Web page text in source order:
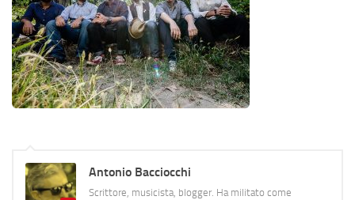
Antonio Bacciocchi
Scrittore, musicista, blogger. Ha militato come